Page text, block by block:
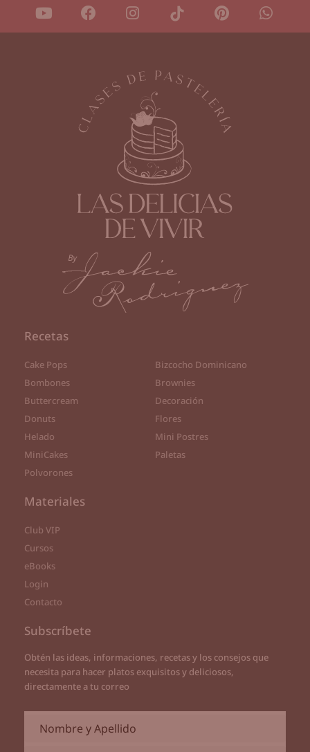
Recetas
Cake Pops
Bizcocho Dominicano
Bombones
Brownies
Buttercream
Decoración
Donuts
Flores
Helado
Mini Postres
MiniCakes
Paletas
Polvorones
Materiales
Club VIP
Cursos
eBooks
Login
Contacto
Subscríbete
Obtén las ideas, informaciones, recetas y los consejos que
necesita para hacer platos exquisitos y deliciosos,
directamente a tu correo